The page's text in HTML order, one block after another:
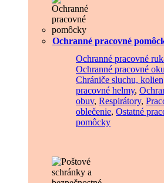
Ochranné pracovné
Ochranné pracovné
Ochranné pracovné
Chrániče sluchu,
pracovné helmy,
obuv, Respirátory,
oblečenie, Ostatné
pomôcky